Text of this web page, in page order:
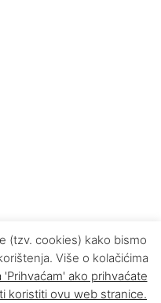
(tzv. cookies) kako bismo
Više o kolačićima
'Prihvaćam' ako prihvaćate
koristiti ovu web stranice.